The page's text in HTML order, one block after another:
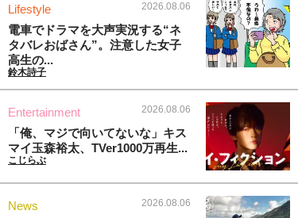
Lifestyle 2026.08.06
電車でドラマを大声実況する“ネ
タバレおばさん”。注意した女子
高生の...
鈴木詩子
Entertainment 2026.08.06
「俺、マジで向いてないな」キス
マイ玉森裕太、TVer1000万再生...
こじらぶ
News 2026.08.06